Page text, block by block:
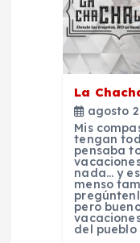
La
agosto
Mis
tengan
pensaba
nada… y
menso
pero
del pueblo